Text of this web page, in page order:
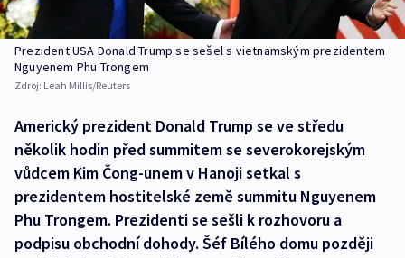
Prezident USA Donald Trump se sešel s vietnamským prezidentem
Nguyenem Phu Trongem
Zdroj: Leah Millis/Reuters
Americký prezident Donald Trump se ve středu
několik hodin před summitem se severokorejským
vůdcem Kim Čong-unem v Hanoji setkal s
prezidentem hostitelské země summitu Nguyenem
Phu Trongem. Prezidenti se sešli k rozhovoru a
podpisu obchodní dohody. Šéf Bílého domu později